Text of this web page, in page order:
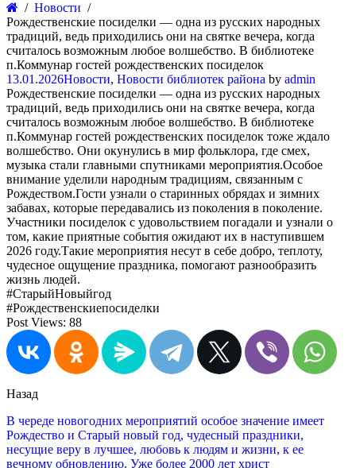
Новости
Рождественские посиделки — одна из русских народных
традиций, ведь приходились они на святке вечера, когда
считалось возможным любое волшебство. В библиотеке
п.Коммунар гостей рождественских посиделок
13.01.2026Новости, Новости библиотек района by admin
Рождественские посиделки — одна из русских народных
традиций, ведь приходились они на святке вечера, когда
считалось возможным любое волшебство. В библиотеке
п.Коммунар гостей рождественских посиделок тоже ждало
волшебство. Они окунулись в мир фольклора, где смех,
музыка стали главными спутниками мероприятия.Особое
внимание уделили народным традициям, связанным с
Рождеством.Гости узнали о старинных обрядах и зимних
забавах, которые передавались из поколения в поколение.
Участники посиделок с удовольствием погадали и узнали о
том, какие приятные события ожидают их в наступившем
2026 году.Такие мероприятия несут в себе добро, теплоту,
чудесное ощущение праздника, помогают разнообразить
жизнь людей.
#СтарыйНовыйгод
#Рождественскиепосиделки
Post Views: 88
Назад
В череде новогодних мероприятий особое значение имеет
Рождество и Старый новый год, чудесный праздники,
несущие веру в лучшее, любовь к людям и жизни, к ее
вечному обновлению. Уже более 2000 лет христ